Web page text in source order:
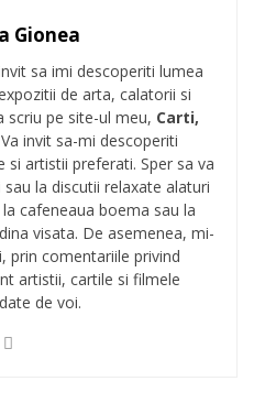
Gionea
sa imi descoperiti lumea
de arta, calatorii si
scriu pe site-ul meu, Carti,
invit sa-mi descoperiti
si artistii preferati. Sper sa va
la discutii relaxate alaturi
cafeneaua boema sau la
visata. De asemenea, mi-
prin comentariile privind
artistii, cartile si filmele
de voi.